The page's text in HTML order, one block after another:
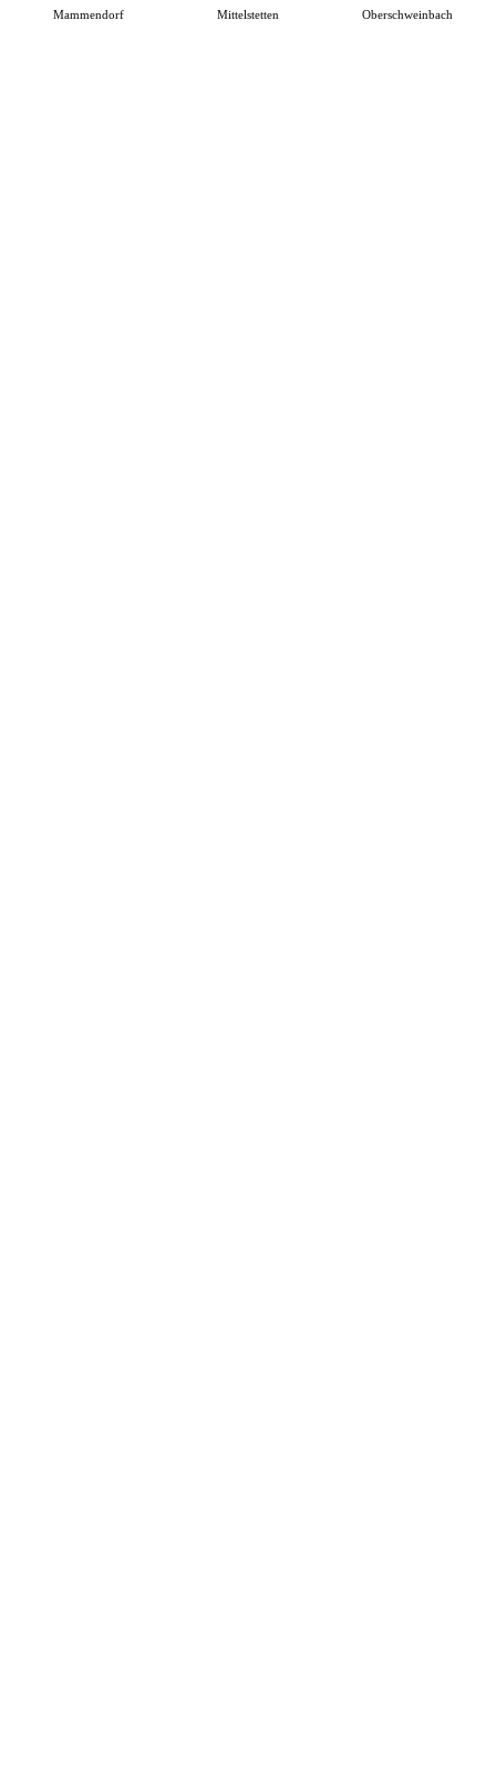
Mammendorf Mittelstetten Oberschweinbach